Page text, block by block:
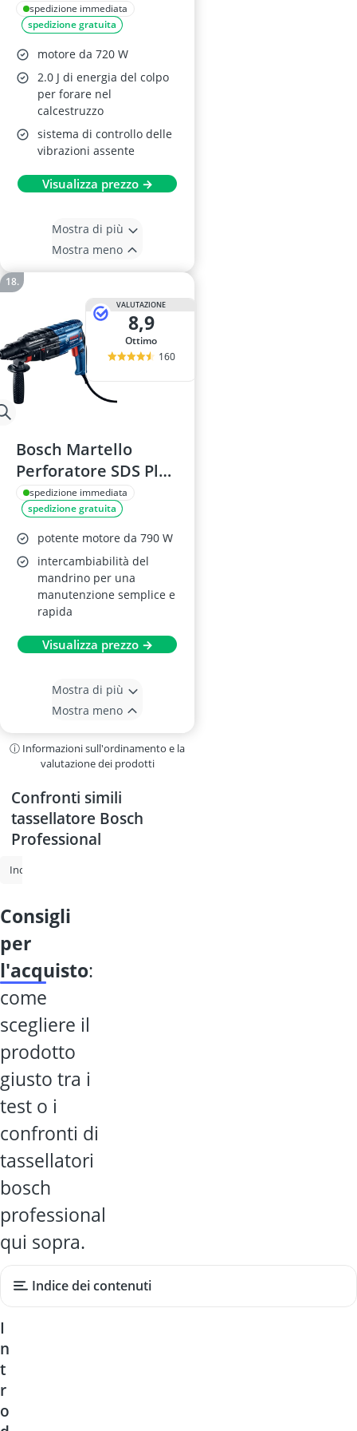
GBH 2-21 D
spedizione immediata
spedizione gratuita
motore da 720 W
2.0 J di energia del colpo
per forare nel
calcestruzzo
sistema di controllo delle
vibrazioni assente
Visualizza prezzo →
Mostra di più
Mostra meno
VALUTAZIONE
8,9
Ottimo
160
Bosch Martello
Perforatore SDS Plus
GBH 240
spedizione immediata
spedizione gratuita
potente motore da 790 W
intercambiabilità del
mandrino per una
manutenzione semplice e
rapida
Visualizza prezzo →
Mostra di più
Mostra meno
ⓘ Informazioni sull'ordinamento e la
valutazione dei prodotti
Confronti simili
tassellatore Bosch
Professional
Incisore laser
consigli
per
l'acquisto:
come
scegliere il
prodotto
giusto tra i
test o i
confronti di
tassellatori
bosch
professional
qui sopra.
Indice dei contenuti
I
n
t
r
o